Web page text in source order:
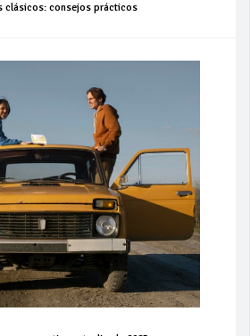
clásicos: consejos prácticos